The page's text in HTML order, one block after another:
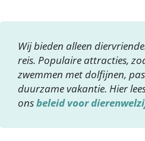
Wij bieden alleen
reis. Populaire attracties,
zwemmen met dolfijnen,
duurzame vakantie. Hier
onsbeleid voor